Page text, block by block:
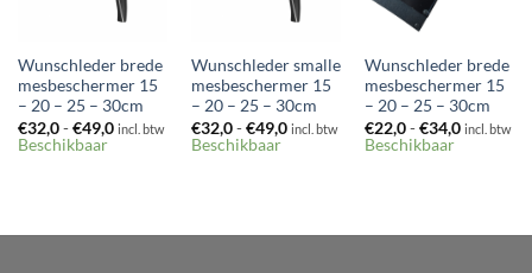
Wunschleder brede
mesbeschermer 15
– 20 – 25 – 30cm
€32,0 - €49,0Prijsklasse:
incl. btw
Beschikbaar
Wunschleder smalle
mesbeschermer 15
– 20 – 25 – 30cm
€32,0 - €49,0Prijsklasse:
incl. btw
Beschikbaar
Wunschleder brede
mesbeschermer 15
– 20 – 25 – 30cm
€22,0 - €34,0 incl. btw
Beschikbaar